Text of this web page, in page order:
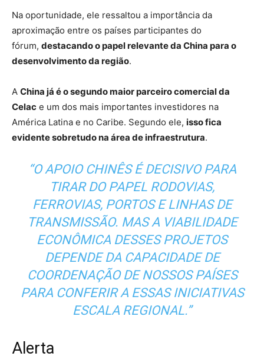
Na oportunidade, ele ressaltou a importância da
aproximação entre os países participantes do
fórum, destacando o papel relevante da China para o
desenvolvimento da região.
A China já é o segundo maior parceiro comercial da
Celac e um dos mais importantes investidores na
América Latina e no Caribe. Segundo ele, isso fica
evidente sobretudo na área de infraestrutura.
“O APOIO CHINÊS É DECISIVO PARA
TIRAR DO PAPEL RODOVIAS,
FERROVIAS, PORTOS E LINHAS DE
TRANSMISSÃO. MAS A VIABILIDADE
ECONÔMICA DESSES PROJETOS
DEPENDE DA CAPACIDADE DE
COORDENAÇÃO DE NOSSOS PAÍSES
PARA CONFERIR A ESSAS INICIATIVAS
ESCALA REGIONAL.”
Alerta